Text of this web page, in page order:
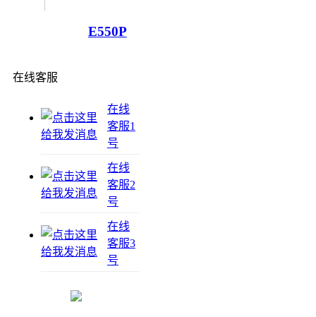
E550P
在线客服
在线
客服1
号
在线
客服2
号
在线
客服3
号